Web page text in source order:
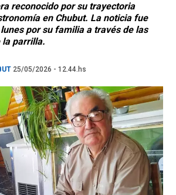
reconocido por su trayectoria
en Chubut. La noticia fue
por su familia a través de las
la parrilla.
25/05/2026 - 12.44.hs